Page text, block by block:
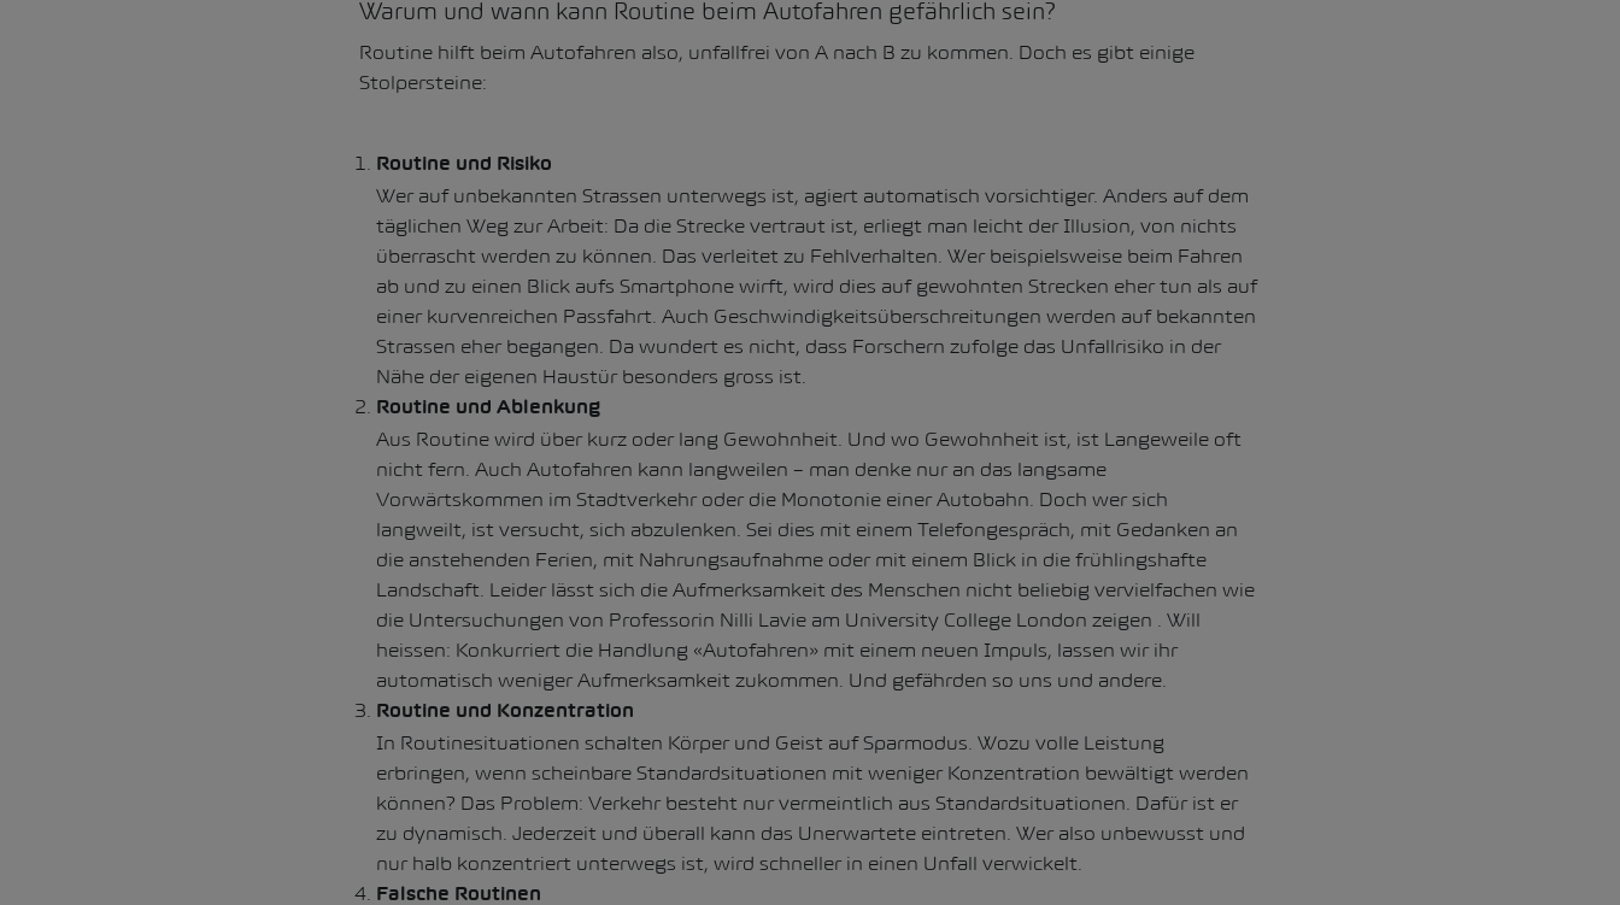
Warum und wann kann Routine beim Autofahren gefährlich sein?
Routine hilft beim Autofahren also, unfallfrei von A nach B zu kommen. Doch es gibt einige
Stolpersteine:
Routine und Risiko
Wer auf unbekannten Strassen unterwegs ist, agiert automatisch vorsichtiger. Anders auf dem
täglichen Weg zur Arbeit: Da die Strecke vertraut ist, erliegt man leicht der Illusion, von nichts
überrascht werden zu können. Das verleitet zu Fehlverhalten. Wer beispielsweise beim Fahren
ab und zu einen Blick aufs Smartphone wirft, wird dies auf gewohnten Strecken eher tun als auf
einer kurvenreichen Passfahrt. Auch Geschwindigkeitsüberschreitungen werden auf bekannten
Strassen eher begangen. Da wundert es nicht, dass Forschern zufolge das Unfallrisiko in der
Nähe der eigenen Haustür besonders gross ist.
Routine und Ablenkung
Aus Routine wird über kurz oder lang Gewohnheit. Und wo Gewohnheit ist, ist Langeweile oft
nicht fern. Auch Autofahren kann langweilen – man denke nur an das langsame
Vorwärtskommen im Stadtverkehr oder die Monotonie einer Autobahn. Doch wer sich
langweilt, ist versucht, sich abzulenken. Sei dies mit einem Telefongespräch, mit Gedanken an
die anstehenden Ferien, mit Nahrungsaufnahme oder mit einem Blick in die frühlingshafte
Landschaft. Leider lässt sich die Aufmerksamkeit des Menschen nicht beliebig vervielfachen wie
die Untersuchungen von Professorin Nilli Lavie am University College London zeigen . Will
heissen: Konkurriert die Handlung «Autofahren» mit einem neuen Impuls, lassen wir ihr
automatisch weniger Aufmerksamkeit zukommen. Und gefährden so uns und andere.
Routine und Konzentration
In Routinesituationen schalten Körper und Geist auf Sparmodus. Wozu volle Leistung
erbringen, wenn scheinbare Standardsituationen mit weniger Konzentration bewältigt werden
können? Das Problem: Verkehr besteht nur vermeintlich aus Standardsituationen. Dafür ist er
zu dynamisch. Jederzeit und überall kann das Unerwartete eintreten. Wer also unbewusst und
nur halb konzentriert unterwegs ist, wird schneller in einen Unfall verwickelt.
Falsche Routinen